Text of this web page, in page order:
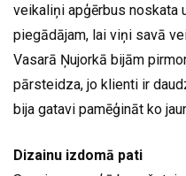
veikaliņi apģērbus noskata
piegādājam, lai viņi savā
Vasarā Ņujorkā bijām
pārsteidza, jo klienti ir
bija gatavi pamēģināt ko
Dizainu izdomā pati